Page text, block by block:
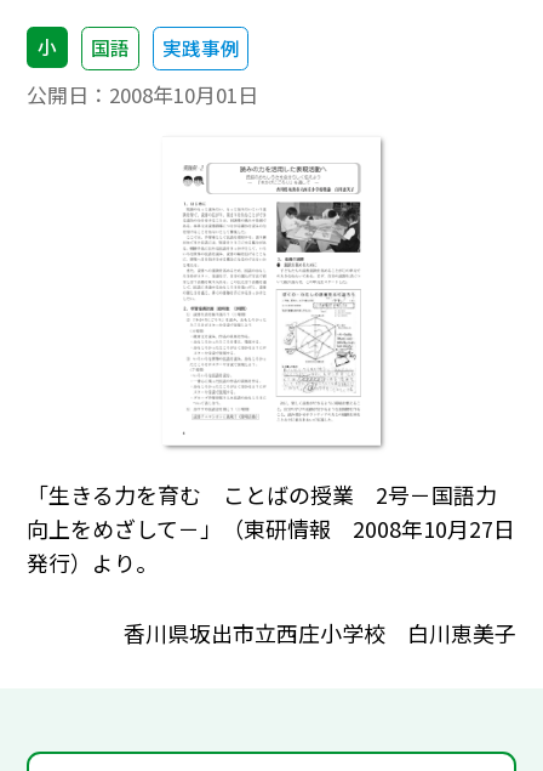
小 国語 実践事例
公開日： 2008年10月01日
「生きる力を育む ことばの授業 2号－国語力
向上をめざして－」（東研情報 2008年10月27日
発行）より。
香川県坂出市立西庄小学校 白川恵美子